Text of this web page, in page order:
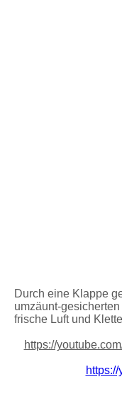
Durch eine Klappe
umzäunt-
frische Luft und
https://